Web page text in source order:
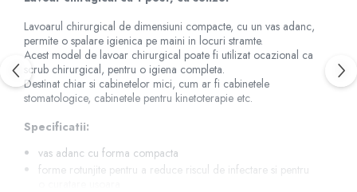
Criocautere
Consumabile medicale si Accesorii
cutii medicamente
Electrozi
Hartie
Accesorii pentru perfuzie
Geluri
Filtre antibacteriene si antivirale
Lavoarul chirurgical de dimensiuni compacte, cu un vas adanc,
permite o spalare igienica pe maini in locuri stramte.
Acest model de lavoar chirurgical poate fi utilizat ocazional ca
scrub chirurgical, pentru o igiena completa.
Destinat chiar si cabinetelor mici, cum ar fi cabinetele
stomatologice, cabinetele pentru kinetoterapie etc.
Specificatii:
vas adanc cu forma compacta
forme rotunjite pentru a reduce riscul de infectare si pentru